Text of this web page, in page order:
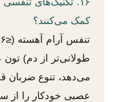
کمک می‌کنند؟
طولانی‌تر از دم)
می‌دهد، تنوع ضربان
عصبی خودکار را از